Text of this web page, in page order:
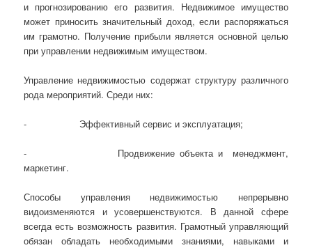
и прогнозированию его развития. Недвижимое имущество
может приносить значительный доход, если распоряжаться
им грамотно. Получение прибыли является основной целью
при управлении недвижимым имуществом.
Управление недвижимостью содержат структуру различного
рода мероприятий. Среди них:
- Эффективный сервис и эксплуатация;
- Продвижение объекта и менеджмент,
маркетинг.
Способы управления недвижимостью непрерывно
видоизменяются и усовершенствуются. В данной сфере
всегда есть возможность развития. Грамотный управляющий
обязан обладать необходимыми знаниями, навыками и